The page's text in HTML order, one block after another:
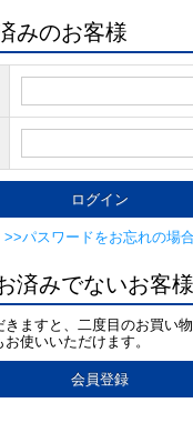
みのお客様
>>パスワードをお忘れの場
済みでないお客様
ますと、二度目のお買い物
使いいただけます。